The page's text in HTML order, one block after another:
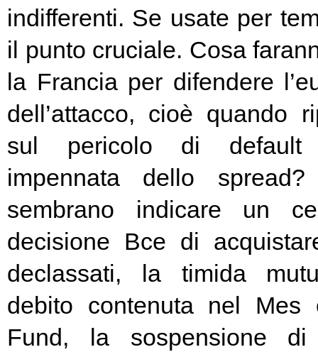
indifferenti. Se usate per
il punto cruciale. Cosa
la Francia per difendere
dell’attacco, cioè quando
sul pericolo di default
impennata dello
sembrano indicare un
decisione Bce di
declassati, la timida
debito contenuta nel Mes
Fund, la sospensione di